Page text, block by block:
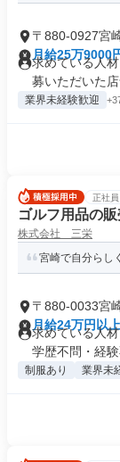
〒880-0927宮
月給25万9000
求めている人
募いただいた店
業界未経験歓迎
正社員
ゴルフ用品の
株式会社 三栄
宮崎で自分らし
〒880-0033宮
月給24万円以上
求めている人
学歴不問・経験
制服あり 業界未